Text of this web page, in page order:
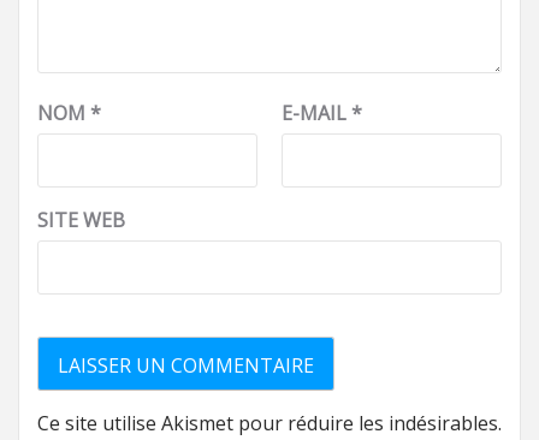
NOM * E-MAIL*
SITE WEB
Ce site utilise Akismet pour réduire les indésirables.